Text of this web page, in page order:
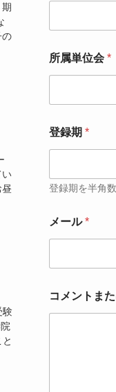
の
い
験
所属単位会 *
登録期 *
登録期を半角
メール*
コメントま